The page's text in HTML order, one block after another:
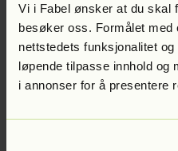
Vi i Fabel ønsker at du skal
besøker oss. Formålet med
nettstedets funksjonalitet
løpende tilpasse innhold og
i annonser for å presentere